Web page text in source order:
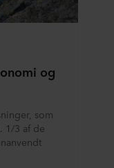
og
som
1/3 af de